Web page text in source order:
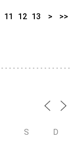
11 12 13 > >>
S D